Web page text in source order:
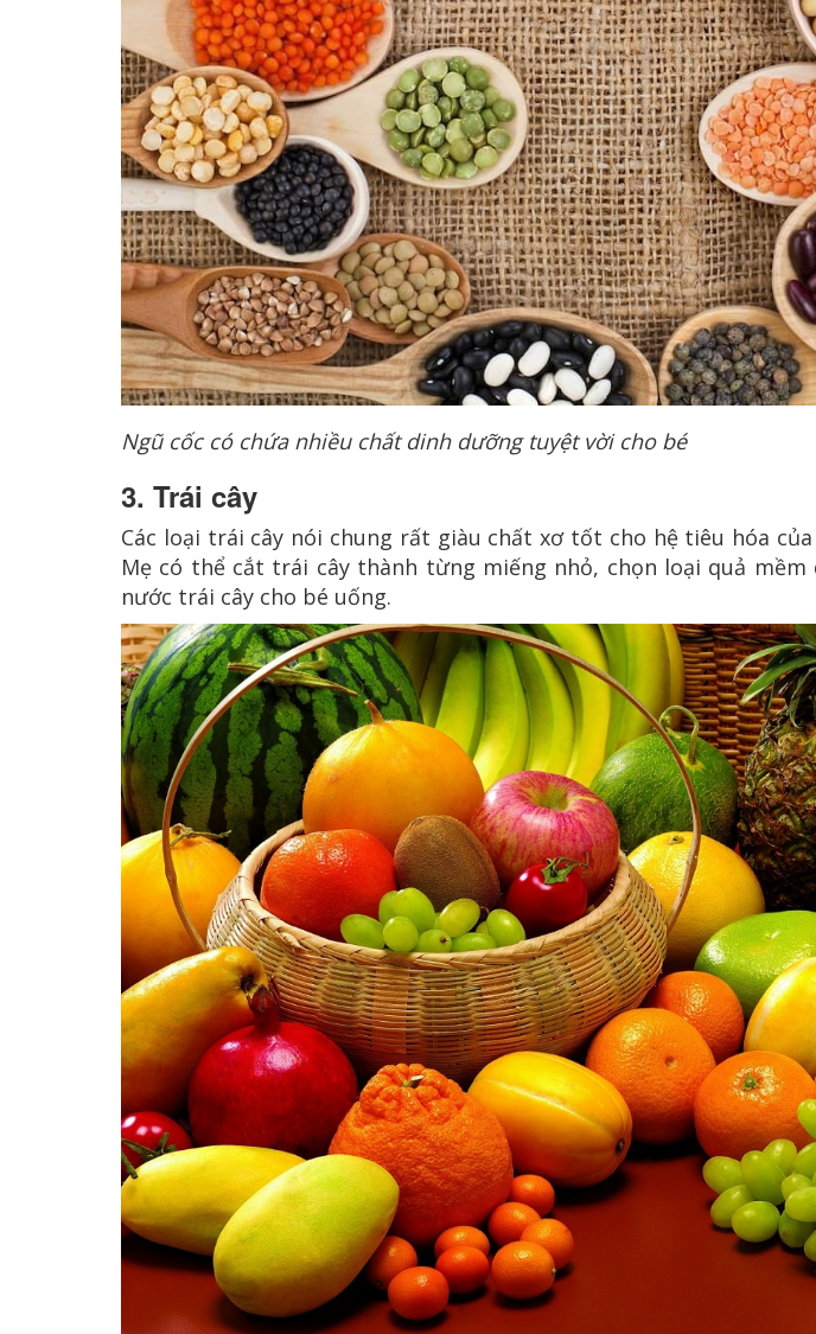
Ngũ cốc có chứa nhiều chất dinh dưỡng tuyệt vời cho bé
3. Trái cây
Các loại trái cây nói chung rất giàu chất xơ tốt cho hệ tiêu hóa
Mẹ có thể cắt trái cây thành từng miếng nhỏ, chọn loại quả
nước trái cây cho bé uống.